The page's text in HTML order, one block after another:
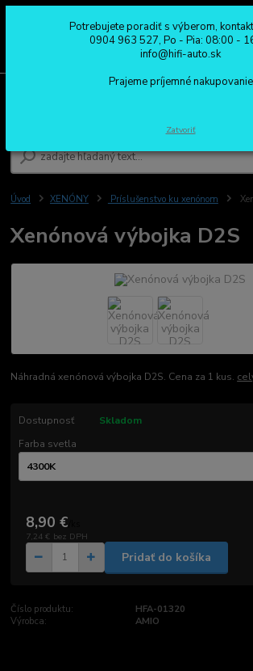
0904 963 527
Po - Pia: 08:00 - 16:00
Úvod XENÓNY Príslušenstvo ku xenónom
Xenónová výbojka D2S
Náhradná xenónová výbojka D2S. Cena za 1 kus.
Dostupnosť
Skladom
Farba svetla
8,90 €
7,24 € bez DPH
Pridať do košíka
Číslo produktu:
HFA-01320
Výrobca:
AMIO
Potrebujete poradiť s výberom,
0904 963 527, Po - Pia: 08:00 -
info@hifi-auto.sk
Prajeme príjemné nakupovanie
Zatvoriť